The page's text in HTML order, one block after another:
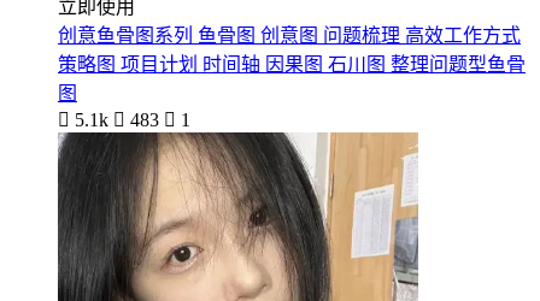
立即使用
创意鱼骨图系列 鱼骨图 创意图 问题梳理 高效工作方式
策略图 项目计划 时间轴 因果图 石川图 整理问题型鱼骨
图
 5.1k  483  1